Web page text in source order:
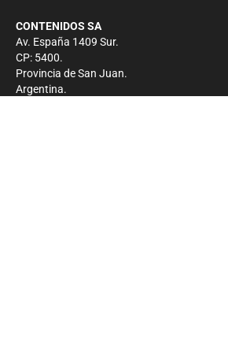
CONTENIDOS SA
Av. España 1409 Sur.
CP: 5400.
Provincia de San Juan.
Argentina.